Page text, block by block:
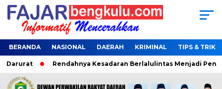
BERANDA NASIONAL DAERAH KRIMINAL TIPS & TRIK
Darurat Rendahnya Kesadaran Berlalulintas Menjadi